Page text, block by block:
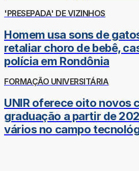
'PRESEPADA' DE VIZINHOS
Homem usa sons de
retaliar choro de bebê,
polícia em Rondônia
FORMAÇÃO UNIVERSITÁRIA
UNIR oferece oito novos
graduação a partir de
vários no campo